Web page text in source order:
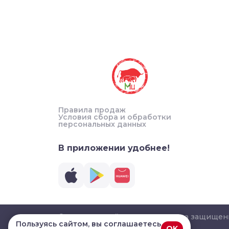
Правила продаж
Условия сбора и обработки
персональных данных
В приложении удобнее!
© 2026, Мясной Центр. Все права
Пользуясь сайтом, вы соглашаетесь